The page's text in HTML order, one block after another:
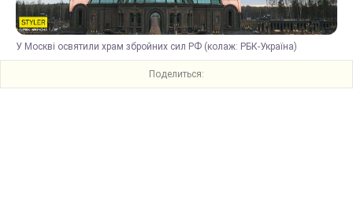
У Москві освятили храм збройних сил РФ (колаж: РБК-Україна)
Поделиться: